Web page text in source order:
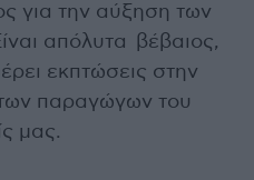
για την αύξηση των
απόλυτα βέβαιος,
εκπτώσεις στην
παραγώγων του
μας.